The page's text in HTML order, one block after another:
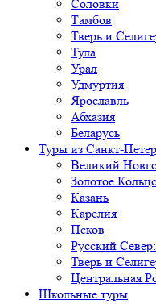
Соловки
Тамбов
Тверь и
Тула
Урал
Удмуртия
Ярославль
Абхазия
Беларусь
Туры из Санкт-
Великий
Золотое
Казань
Карелия
Псков
Русский
Тверь и
Центральная
Школьные туры